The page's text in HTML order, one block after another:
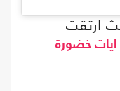
ارتقت
ايات خضورة